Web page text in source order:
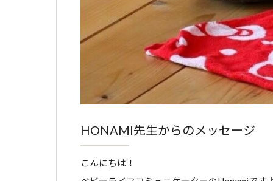
HONAMI先生からのメッセージ
こんにちは！